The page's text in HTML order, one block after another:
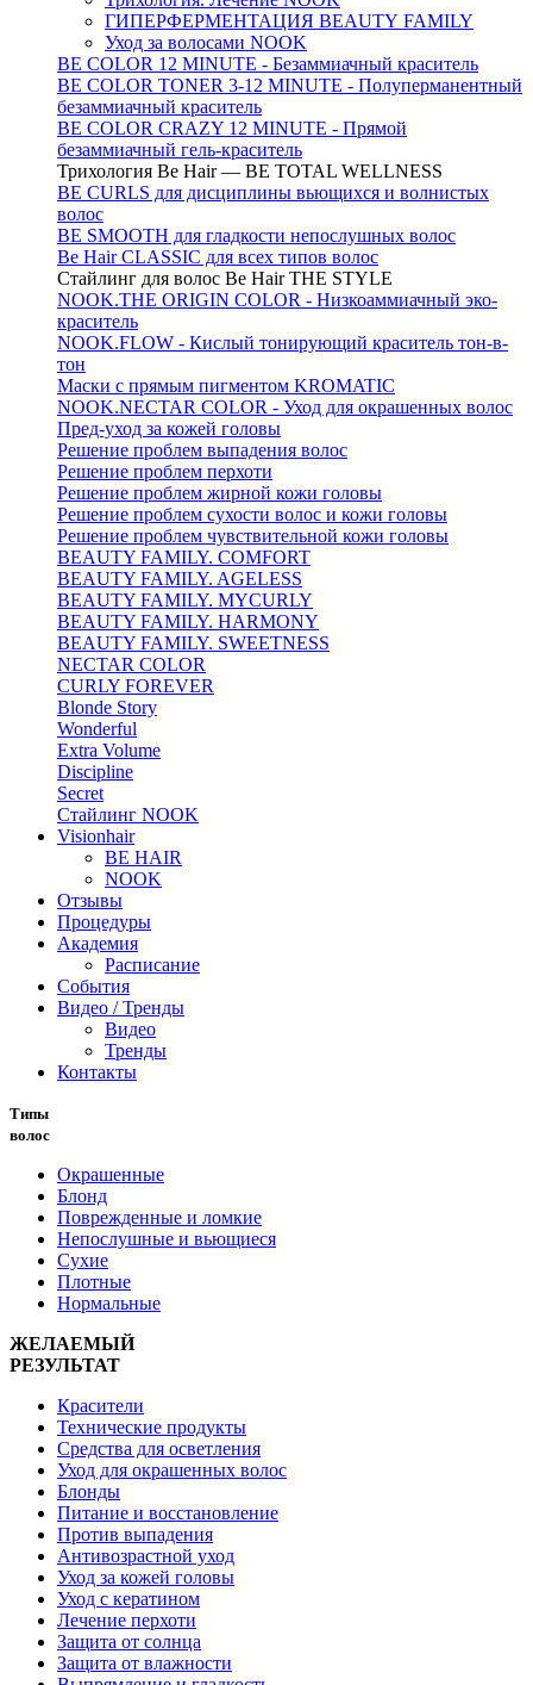
ГИПЕРФЕРМЕНТАЦИЯ BEAUTY FAMILY
Уход за волосами NOOK
BE COLOR 12 MINUTE - Безаммиачный краситель
BE COLOR TONER 3-12 MINUTE - Полуперманентный
безаммиачный краситель
BE COLOR CRAZY 12 MINUTE - Прямой
безаммиачный гель-краситель
Трихология Be Hair — BE TOTAL WELLNESS
BE CURLS для дисциплины вьющихся и волнистых
волос
BE SMOOTH для гладкости непослушных волос
Be Hair CLASSIC для всех типов волос
Стайлинг для волос Be Hair THE STYLE
NOOK.THE ORIGIN COLOR - Низкоаммиачный эко-
краситель
NOOK.FLOW - Кислый тонирующий краситель тон-в-
тон
Маски с прямым пигментом KROMATIC
NOOK.NECTAR COLOR - Уход для окрашенных волос
Пред-уход за кожей головы
Решение проблем выпадения волос
Решение проблем перхоти
Решение проблем жирной кожи головы
Решение проблем сухости волос и кожи головы
Решение проблем чувствительной кожи головы
BEAUTY FAMILY. COMFORT
BEAUTY FAMILY. AGELESS
BEAUTY FAMILY. MYCURLY
BEAUTY FAMILY. HARMONY
BEAUTY FAMILY. SWEETNESS
NECTAR COLOR
CURLY FOREVER
Blonde Story
Wonderful
Extra Volume
Discipline
Secret
Стайлинг NOOK
Visionhair
BE HAIR
NOOK
Отзывы
Процедуры
Академия
Расписание
События
Видео / Тренды
Видео
Тренды
Контакты
Типы
волос
Окрашенные
Блонд
Поврежденные и ломкие
Непослушные и вьющиеся
Сухие
Плотные
Нормальные
ЖЕЛАЕМЫЙ
РЕЗУЛЬТАТ
Красители
Технические продукты
Средства для осветления
Уход для окрашенных волос
Блонды
Питание и восстановление
Против выпадения
Антивозрастной уход
Уход за кожей головы
Уход с кератином
Лечение перхоти
Защита от солнца
Защита от влажности